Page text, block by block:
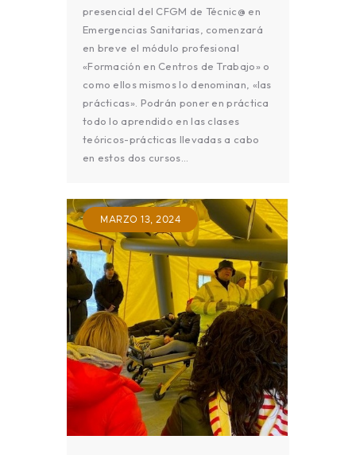
presencial del CFGM de Técnic@ en
Emergencias Sanitarias, comenzará
en breve el módulo profesional
«Formación en Centros de Trabajo» o
como ellos mismos lo denominan, «las
prácticas». Podrán poner en práctica
todo lo aprendido en las clases
teóricos-prácticas llevadas a cabo
en estos dos cursos…
MARZO 13, 2024